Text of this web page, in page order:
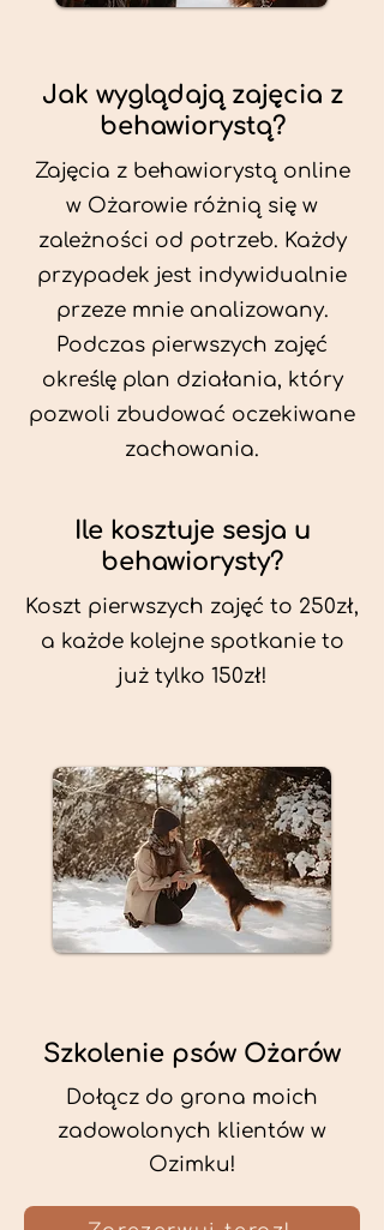
Jak wyglądają zajęcia z
behawiorystą?
Zajęcia z behawiorystą online
w Ożarowie różnią się w
zależności od potrzeb. Każdy
przypadek jest indywidualnie
przeze mnie analizowany.
Podczas pierwszych zajęć
określę plan działania, który
pozwoli zbudować oczekiwane
zachowania.
Ile kosztuje sesja u
behawiorysty?
Koszt pierwszych zajęć to 250zł,
a każde kolejne spotkanie to
już tylko 150zł!
Szkolenie psów Ożarów
Dołącz do grona moich
zadowolonych klientów w
Ozimku!